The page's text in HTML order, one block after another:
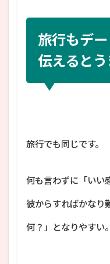
旅行もデ
伝えると
旅行でも同じです。
何も言わずに「いい
彼からすればかなり
何？」となりやすい。